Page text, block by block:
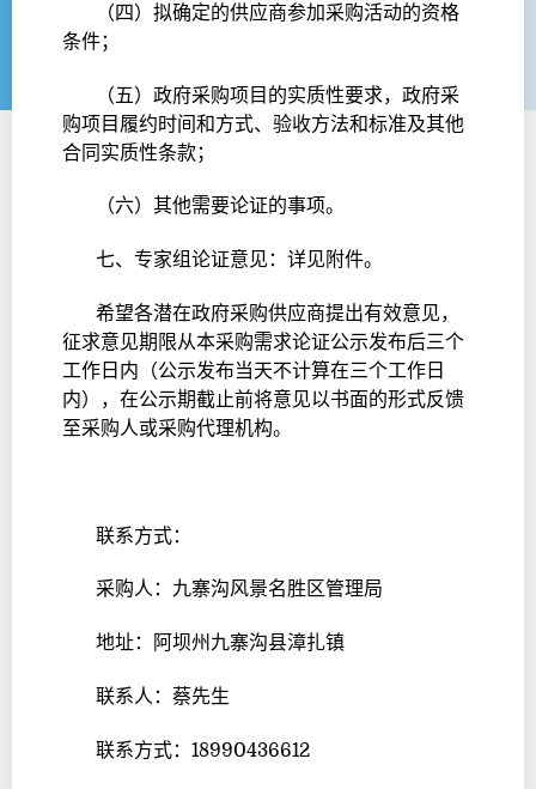
（四）拟确定的供应商参加采购活动的资格
条件；
（五）政府采购项目的实质性要求，政府采
购项目履约时间和方式、验收方法和标准及其他
合同实质性条款；
（六）其他需要论证的事项。
七、专家组论证意见：详见附件。
希望各潜在政府采购供应商提出有效意见，
征求意见期限从本采购需求论证公示发布后三个
工作日内（公示发布当天不计算在三个工作日
内），在公示期截止前将意见以书面的形式反馈
至采购人或采购代理机构。
联系方式：
采购人：九寨沟风景名胜区管理局
地址：阿坝州九寨沟县漳扎镇
联系人：蔡先生
联系方式：18990436612